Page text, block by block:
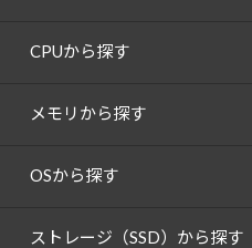
CPUから探す
メモリから探す
OSから探す
ストレージ（SSD）から探す